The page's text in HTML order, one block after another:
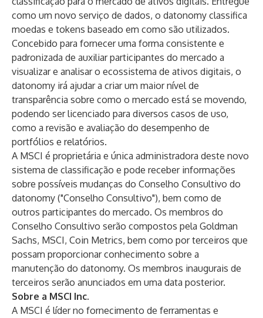
como um novo serviço de dados, o datonomy classifica
moedas e tokens baseado em como são utilizados.
Concebido para fornecer uma forma consistente e
padronizada de auxiliar participantes do mercado a
visualizar e analisar o ecossistema de ativos digitais, o
datonomy irá ajudar a criar um maior nível de
transparência sobre como o mercado está se movendo,
podendo ser licenciado para diversos casos de uso,
como a revisão e avaliação do desempenho de
portfólios e relatórios.
A MSCI é proprietária e única administradora deste novo
sistema de classificação e pode receber informações
sobre possíveis mudanças do Conselho Consultivo do
datonomy ("Conselho Consultivo"), bem como de
outros participantes do mercado. Os membros do
Conselho Consultivo serão compostos pela Goldman
Sachs, MSCI, Coin Metrics, bem como por terceiros que
possam proporcionar conhecimento sobre a
manutenção do datonomy. Os membros inaugurais de
terceiros serão anunciados em uma data posterior.
Sobre a MSCI Inc.
A MSCI é líder no fornecimento de ferramentas e